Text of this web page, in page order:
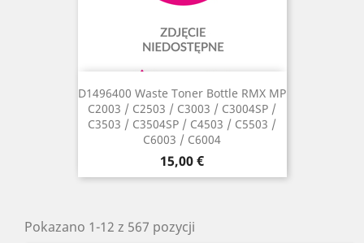
D1496400 Waste Toner Bottle RMX MP
C2003 / C2503 / C3003 / C3004SP /
C3503 / C3504SP / C4503 / C5503 /
C6003 / C6004
Cena
15,00 €
Pokazano 1-12 z 567 pozycji